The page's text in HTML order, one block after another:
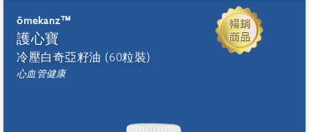
ōmekanz™
護心寶
冷壓白奇亞籽油 (60粒裝)
心血管健康